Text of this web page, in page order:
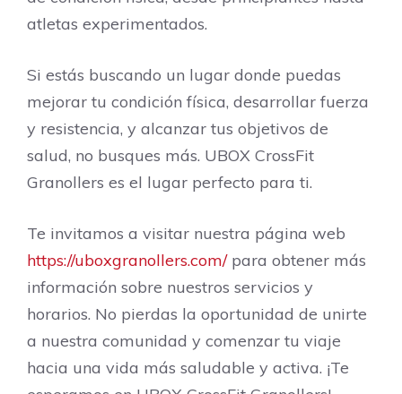
atletas experimentados.
Si estás buscando un lugar donde puedas
mejorar tu condición física, desarrollar fuerza
y resistencia, y alcanzar tus objetivos de
salud, no busques más. UBOX CrossFit
Granollers es el lugar perfecto para ti.
Te invitamos a visitar nuestra página web
https://uboxgranollers.com/para obtener más
información sobre nuestros servicios y
horarios. No pierdas la oportunidad de unirte
a nuestra comunidad y comenzar tu viaje
hacia una vida más saludable y activa. ¡Te